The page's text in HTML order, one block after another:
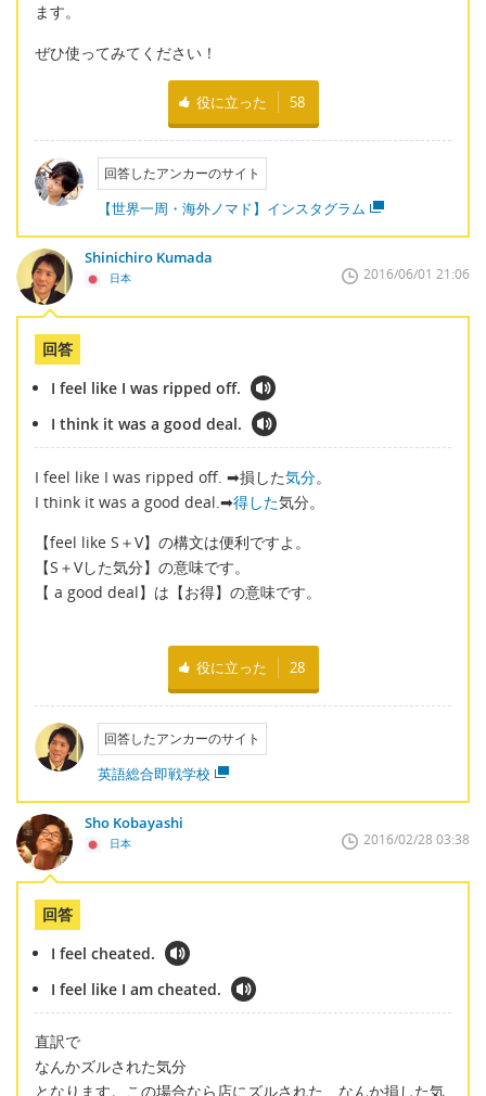
ます。
ぜひ使ってみてください！
役に立った 58
回答したアンカーのサイト
【世界一周・海外ノマド】インスタグラム
Shinichiro Kumada
日本 2016/06/01 21:06
回答
I feel like I was ripped off.
I think it was a good deal.
I feel like I was ripped off. ➡損した気分。
I think it was a good deal.➡得した気分。
【feel like S＋V】の構文は便利ですよ。
【S＋Vした気分】の意味です。
【 a good deal】は【お得】の意味です。
役に立った 28
回答したアンカーのサイト
英語総合即戦学校
Sho Kobayashi
日本 2016/02/28 03:38
回答
I feel cheated.
I feel like I am cheated.
直訳で
なんかズルされた気分
となります。この場合なら店にズルされた、なんか損した気